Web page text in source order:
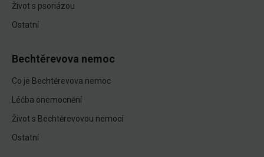
Život s psoriázou
Ostatní
Bechtěrevova nemoc
Co je Bechtěrevova nemoc
Léčba onemocnění
Život s Bechtěrevovou nemocí
Ostatní